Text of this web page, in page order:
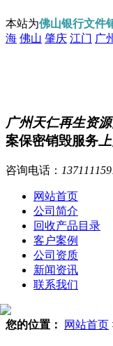
本站为佛山银行文件
海 佛山 肇庆 江门 广
广州天仁再生资
案保密销毁服务
咨询电话：
网站首页
公司简介
回收产品目录
客户案例
公司资质
新闻资讯
联系我们
您的位置： 网站首页